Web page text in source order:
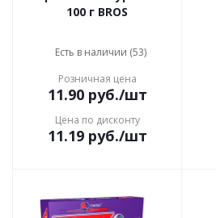
100 г BROS
Есть в наличии (53)
Розничная цена
11.90руб./шт
Цена по дисконту
11.19руб./шт